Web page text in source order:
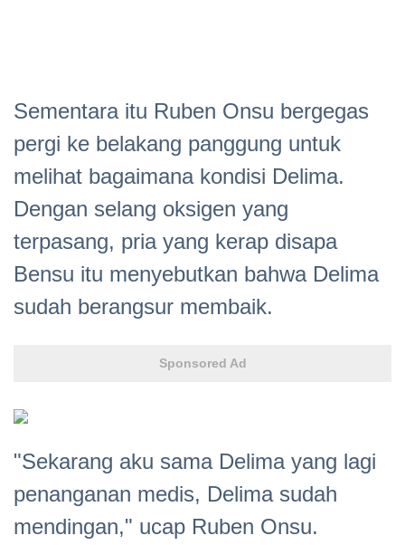
Sementara itu Ruben Onsu bergegas
pergi ke belakang panggung untuk
melihat bagaimana kondisi Delima.
Dengan selang oksigen yang
terpasang, pria yang kerap disapa
Bensu itu menyebutkan bahwa Delima
sudah berangsur membaik.
Sponsored Ad
"Sekarang aku sama Delima yang lagi
penanganan medis, Delima sudah
mendingan," ucap Ruben Onsu.